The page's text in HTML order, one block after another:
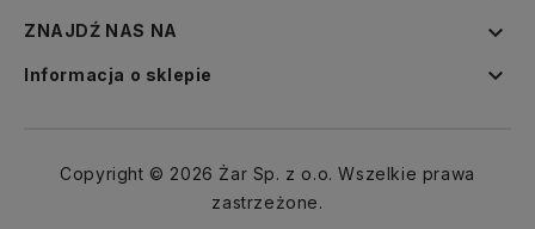
ZNAJDŹ NAS NA 
Informacja o sklepie 
Copyright © 2026 Żar Sp. z o.o. Wszelkie prawa
zastrzeżone.